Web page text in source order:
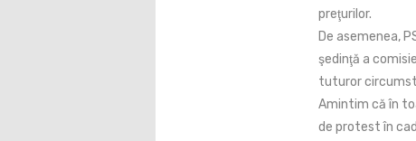
preţurilor.
De asemenea,
şedinţă a
tuturor
Amintim că în
de protest în